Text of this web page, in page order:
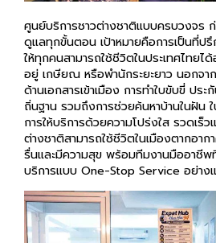
ศูนย์บริการชาวต่างชาติแบบครบวงจร
ดูแลทุกขั้นตอน เป้าหมายคือการเป็นที่ปรึ
ให้ทุกคนสามารถใช้ชีวิตในประเทศไทยไ
อยู่ เกษียณ หรือพำนักระยะยาว นอกจ
ด้านเอกสารเข้าเมือง การทำใบขับขี่ ปร
ถิ่นฐาน รวมถึงการช่วยค้นหาบ้านในฝัน
การให้บริการด้วยความโปร่งใส รวดเร็ว
ต่างชาติสามารถใช้ชีวิตในเมืองตากอา
รื่นและมีความสุข พร้อมทีมงานมืออาชีพ
บริการแบบ One-Stop Service อย่าง